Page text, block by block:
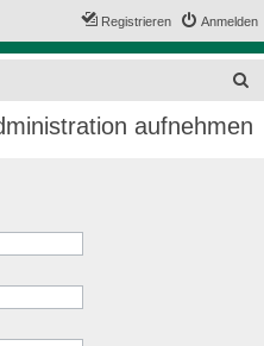
Anmelden
Registrieren
c
aufnehmen